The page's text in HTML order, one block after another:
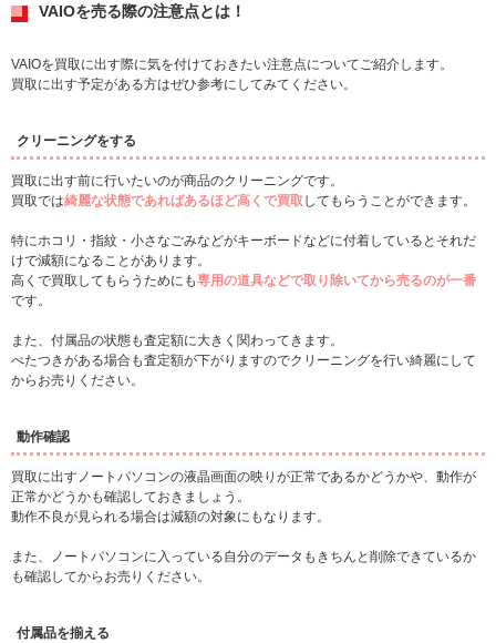
VAIOを売る際の注意点とは！
VAIOを買取に出す際に気を付けておきたい注意点についてご紹介します。
買取に出す予定がある方はぜひ参考にしてみてください。
クリーニングをする
買取に出す前に行いたいのが商品のクリーニングです。
買取では綺麗な状態であればあるほど高くで買取 してもらうことができます。
特にホコリ・指紋・小さなごみなどがキーボードなどに付着しているとそれだ
けで減額になることがあります。
高くで買取してもらうためにも専用の道具などで取り除いてから売るのが一番
です。
また、付属品の状態も査定額に大きく関わってきます。
べたつきがある場合も査定額が下がりますのでクリーニングを行い綺麗にして
からお売りください。
動作確認
買取に出すノートパソコンの液晶画面の映りが正常であるかどうかや、動作が
正常かどうかも確認しておきましょう。
動作不良が見られる場合は減額の対象にもなります。
また、ノートパソコンに入っている自分のデータもきちんと削除できているか
も確認してからお売りください。
付属品を揃える